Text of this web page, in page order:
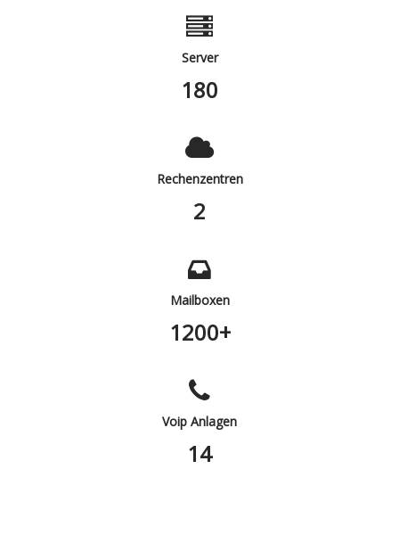
Server
180
Rechenzentren
2
Mailboxen
1200+
Voip Anlagen
14